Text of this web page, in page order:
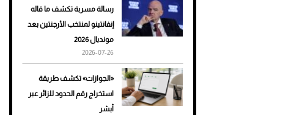
رسالة مسربة تكشف ما قاله
إنفانتينو لمنتخب الأرجنتين بعد
مونديال 2026
2026-07-26
«الجوازات» تكشف طريقة
استخراج رقم الحدود للزائر عبر
أبشر